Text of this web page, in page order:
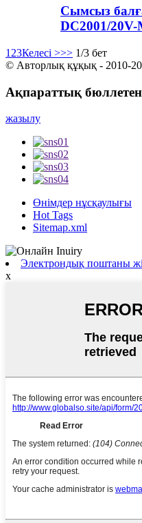
Сымсыз
DC2001/
1 23Келесі >>> 1/3 бет
© Авторлық құқық - 2010-
Ақпараттық
жазылу
Өнімдер нұсқаулығы
Hot Tags
Sitemap.xml
Электрондық поштаны
x